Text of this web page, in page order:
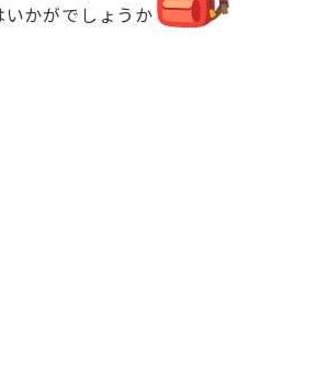
かがでしょ うか